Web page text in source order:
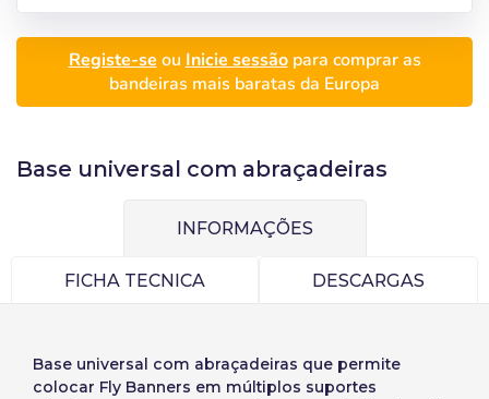
Registe-se ou Inicie sessãopara comprar as
bandeiras mais baratas da Europa
Base universal com abraçadeiras
INFORMAÇÕES
FICHA TECNICA DESCARGAS
Base universal com abraçadeiras que permite
colocar Fly Banners em múltiplos suportes